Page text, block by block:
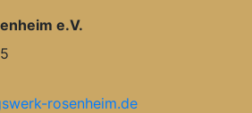
e.V.
rosenheim.de